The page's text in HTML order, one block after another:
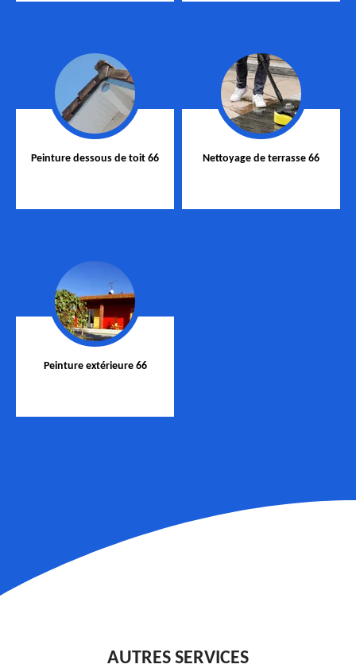
Peinture dessous de toit 66 Nettoyage de terrasse 66
Peinture extérieure 66
AUTRES SERVICES